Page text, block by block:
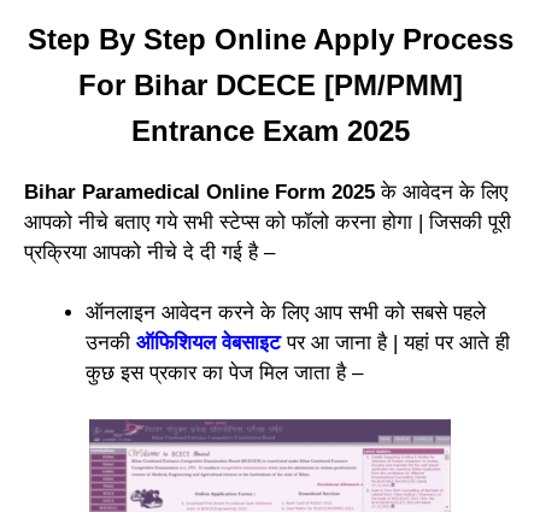
Step By Step Online Apply Process
For Bihar DCECE [PM/PMM]
Entrance Exam 2025
Bihar Paramedical Online Form 2025के आवेदन के लिए
आपको नीचे बताए गये सभी स्टेप्स को फॉलो करना होगा | जिसकी पूरी
प्रक्रिया आपको नीचे दे दी गई है –
ऑनलाइन आवेदन करने के लिए आप सभी को सबसे पहले
उनकी ऑफिशियल वेबसाइटपर आ जाना है | यहां पर आते ही
कुछ इस प्रकार का पेज मिल जाता है –